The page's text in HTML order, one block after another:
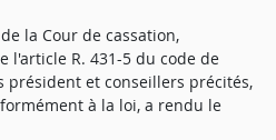
la Cour de cassation,
l'article R. 431-5 du code de
président et conseillers précités,
à la loi, a rendu le